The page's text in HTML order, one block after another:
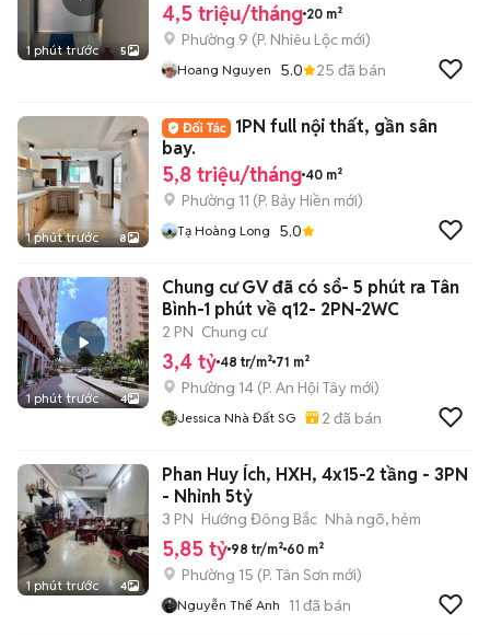
1 phút trước 5
4,5 triệu/tháng 20 m²
Phường 9 (P. Nhiêu Lộc mới)
Hoang Nguyen 5.0 25 đã bán
1 phút trước 8
1PN full nội thất, gần sân
bay.
5,8 triệu/tháng 40 m²
Phường 11 (P. Bảy Hiền mới)
Tạ Hoàng Long 5.0
1 phút trước 4
Chung cư GV đã có sổ- 5 phút ra Tân
Bình-1 phút về q12- 2PN-2WC
2 PN Chung cư
3,4 tỷ 48 tr/m² 71 m²
Phường 14 (P. An Hội Tây mới)
Jessica Nhà Đất SG 2 đã bán
1 phút trước 4
Phan Huy Ích, HXH, 4x15-2 tầng - 3PN
- Nhỉnh 5tỷ
3 PN Hướng Đông Bắc Nhà ngõ, hẻm
5,85 tỷ 98 tr/m² 60 m²
Phường 15 (P. Tân Sơn mới)
Nguyễn Thế Anh 11 đã bán